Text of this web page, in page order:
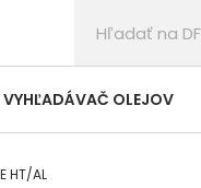
VYHĽADÁVAČ OLEJOV
HT/AL